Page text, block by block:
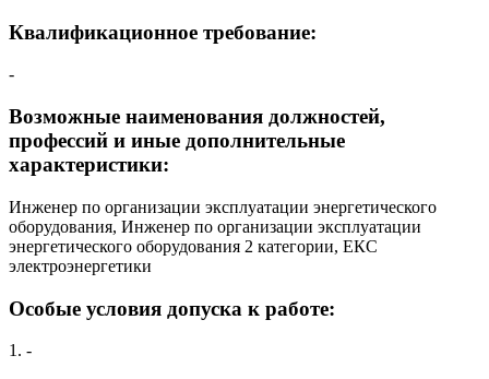
Квалификационное требование:
-
Возможные наименования должностей,
профессий и иные дополнительные
характеристики:
Инженер по организации эксплуатации энергетического
оборудования, Инженер по организации эксплуатации
энергетического оборудования 2 категории, ЕКС
электроэнергетики
Особые условия допуска к работе:
1. -